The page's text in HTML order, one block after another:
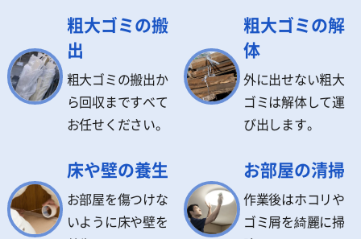
粗大ゴミの搬
出
粗大ゴミの搬出か
ら回収まですべて
お任せください。
粗大ゴミの解
体
外に出せない粗大
ゴミは解体して運
び出します。
床や壁の養生
お部屋を傷つけな
いように床や壁を
お部屋の清掃
作業後はホコリや
ゴミ屑を綺麗に掃